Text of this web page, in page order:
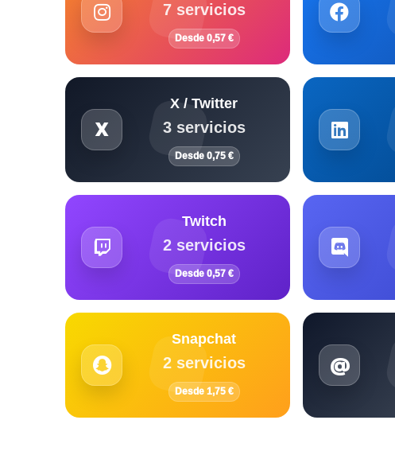
7 servicios
Desde 0,57 €
X / Twitter
3 servicios
Desde 0,75 €
Twitch
2 servicios
Desde 0,57 €
Snapchat
2 servicios
Desde 1,75 €